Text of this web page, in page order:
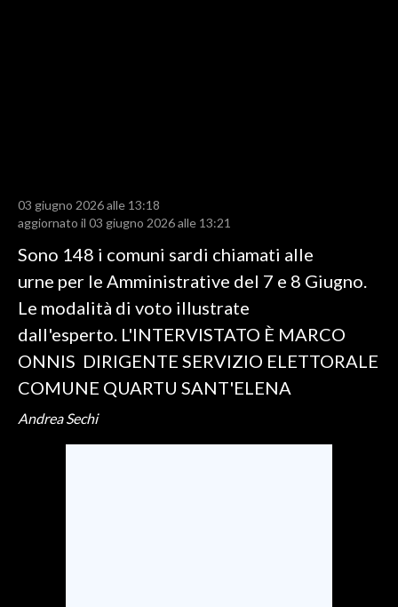
RISULTATI E CLASSIFICHE
CALCIO REGIONALE
BASKET
VOLLEY
MOTORI
TENNIS
ALTRI SPORT
03 giugno 2026 alle 13:18
aggiornato il 03 giugno 2026 alle 13:21
Sono 148 i comuni sardi chiamati alle
urne per le Amministrative del 7 e 8 Giugno.
Le modalità di voto illustrate
dall'esperto. L'INTERVISTATO È MARCO
ONNIS DIRIGENTE SERVIZIO ELETTORALE
COMUNE QUARTU SANT'ELENA
Andrea Sechi